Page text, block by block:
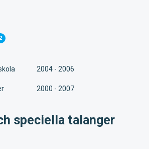
2
2004 - 2006
2000 - 2007
speciella talanger